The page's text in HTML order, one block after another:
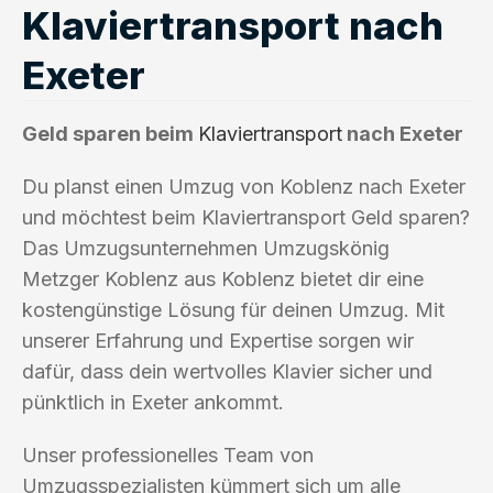
Klaviertransport nach
Exeter
Geld sparen beim Klaviertransport nach Exeter
Du planst einen Umzug von Koblenz nach Exeter
und möchtest beim Klaviertransport Geld sparen?
Das Umzugsunternehmen Umzugskönig
Metzger Koblenz aus Koblenz bietet dir eine
kostengünstige Lösung für deinen Umzug. Mit
unserer Erfahrung und Expertise sorgen wir
dafür, dass dein wertvolles Klavier sicher und
pünktlich in Exeter ankommt.
Unser professionelles Team von
Umzugsspezialisten kümmert sich um alle